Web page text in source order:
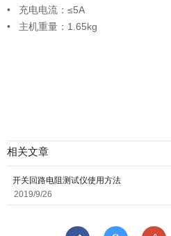
• 充电电流：≤5A
• 主机重量：1.65kg
相关文章
开关回路电阻测试仪使用方法
2019/9/26